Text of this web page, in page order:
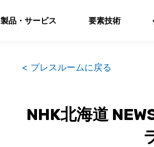
製品・サービス 要素技術
< プレスルームに戻る
NHK北海道